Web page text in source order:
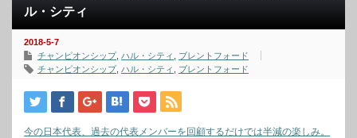
ル・シティ
2018-5-7
チャンピオンシップ, ハル・シティ
ブレントフォード
チャンピオンシップ, ハル・シティ ブレントフォード
今の日本代表、過去の代表メンバーを回顧するだけでは半減の楽しみ。